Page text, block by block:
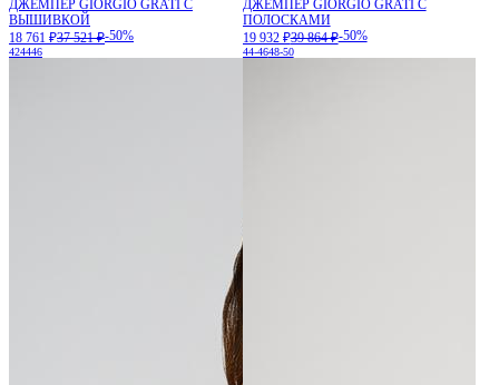
ДЖЕМПЕР GIORGIO GRATI С
ВЫШИВКОЙ
18 761 ₽37 521 ₽-50%
424446
ДЖЕМПЕР GIORGIO GRATI С
ПОЛОСКАМИ
19 932 ₽39 864 ₽-50%
44-4648-50